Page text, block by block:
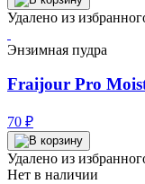
Удалено из
Энзимная пудра
Fraijour Pro
70 ₽
Удалено из
Нет в наличии